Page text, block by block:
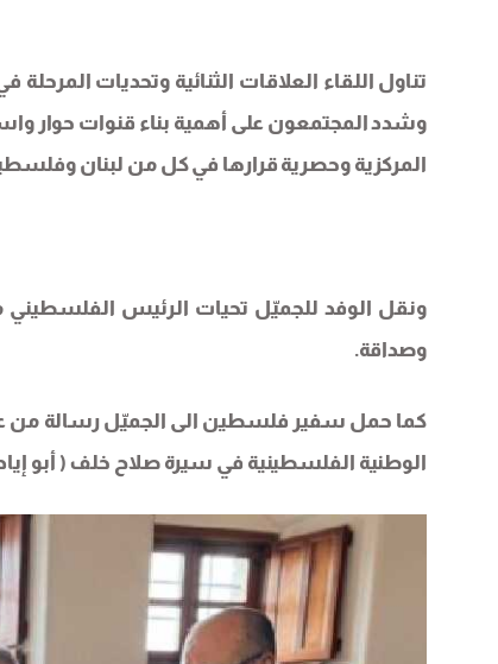
تناول اللقاء العلاقات الثنائية وتحديات
وشدد المجتمعون على أهمية بناء قنوات حوار
المركزية وحصرية قرارها في كل من لبنان
ونقل الوفد للجميّل تحيات الرئيس
وصداقة.
كما حمل سفير فلسطين الى الجميّل رسالة من
الوطنية الفلسطينية في سيرة صلاح خلف ( أبو